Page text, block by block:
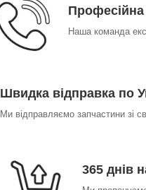
Професійна
Наша команда
Швидка відправка по
Ми відправляємо запчастини зі
365 днів